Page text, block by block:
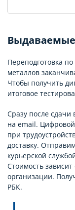
Переподготовка
металлов
Чтобы получить
итоговое
Сразу после
на email.
при
доставку.
курьерской
Стоимость
организации.
РБК.